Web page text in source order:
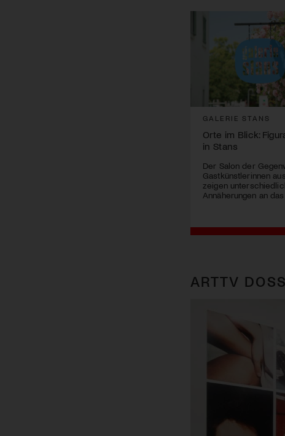
GALERIE STANS
Orte im Blick:
in Stans
Der Salon der
Gastkünstlerinnen
zeigen
Annäherungen an
ARTTV